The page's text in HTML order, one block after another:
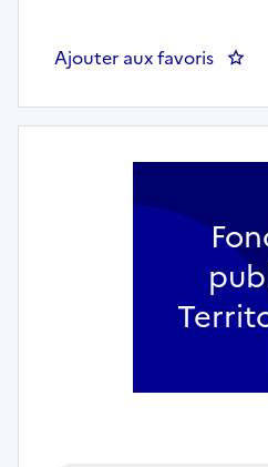
Ajouter aux favoris :